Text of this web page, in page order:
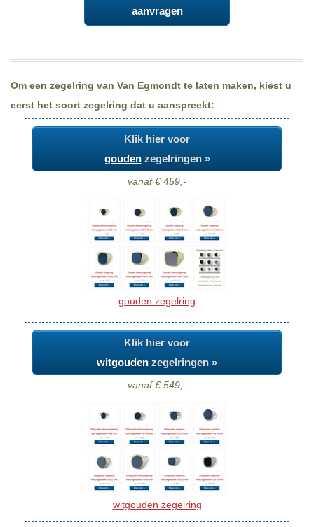
aanvragen
Om een zegelring van Van Egmondt te laten maken, kiest u
eerst het soort zegelring dat u aanspreekt:
Klik hier voor
goudenzegelringen »
vanaf € 459,-
gouden zegelring
Klik hier voor
witgouden zegelringen »
vanaf € 549,-
witgouden zegelring